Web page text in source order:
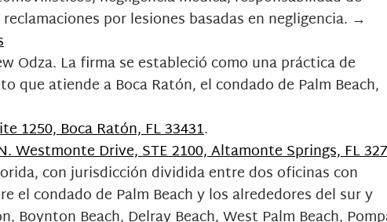
por lesiones basadas en negligencia. →
Odza. La firma se estableció como una práctica de
que atiende a Boca Ratón, el condado de Palm Beach,
1250, Boca Ratón, FL 33431.
Westmonte Drive, STE 2100, Altamonte Springs, FL
con jurisdicción dividida entre dos oficinas con
el condado de Palm Beach y los alrededores del sur y